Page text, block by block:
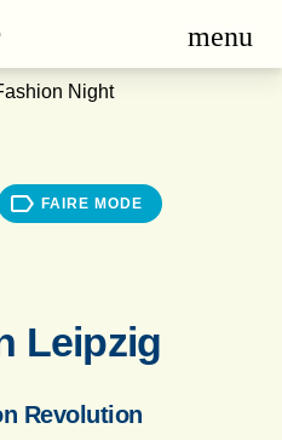
menu
FAIRE MODE
Leipzig
Revolution